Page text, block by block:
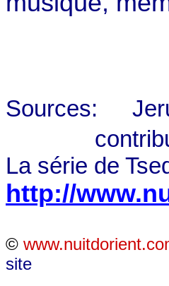
Sources:
La série de
http://
©
site